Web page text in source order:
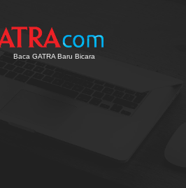
Baca GATRA Baru Bicara